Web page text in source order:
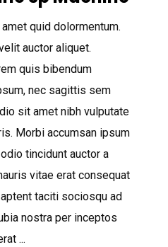
quid dolormentum.
auctor aliquet.
quis bibendum
nec sagittis sem
sit amet nibh vulputate
Morbi accumsan ipsum
tincidunt auctor a
vitae erat consequat
taciti sociosqu ad
nostra per inceptos